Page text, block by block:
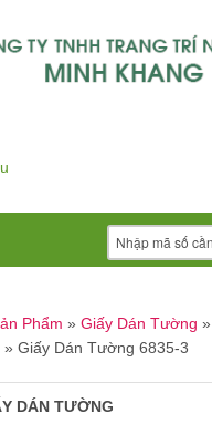
Phẩm » Giấy Dán Tường »
» Giấy Dán Tường 6835-3
DÁN TƯỜNG